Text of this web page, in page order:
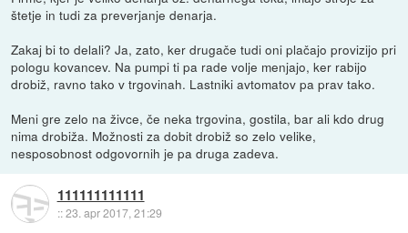
štetje in tudi za preverjanje denarja.
Zakaj bi to delali? Ja, zato, ker drugače tudi oni plačajo provizijo pri
pologu kovancev. Na pumpi ti pa rade volje menjajo, ker rabijo
drobiž, ravno tako v trgovinah. Lastniki avtomatov pa prav tako.
Meni gre zelo na živce, če neka trgovina, gostila, bar ali kdo drug
nima drobiža. Možnosti za dobit drobiž so zelo velike,
nesposobnost odgovornih je pa druga zadeva.
111111111111
::23. apr 2017, 21:29